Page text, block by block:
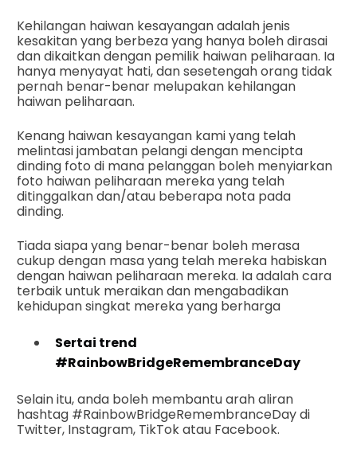
Kehilangan haiwan kesayangan adalah jenis
kesakitan yang berbeza yang hanya boleh dirasai
dan dikaitkan dengan pemilik haiwan peliharaan. Ia
hanya menyayat hati, dan sesetengah orang tidak
pernah benar-benar melupakan kehilangan
haiwan peliharaan.
Kenang haiwan kesayangan kami yang telah
melintasi jambatan pelangi dengan mencipta
dinding foto di mana pelanggan boleh menyiarkan
foto haiwan peliharaan mereka yang telah
ditinggalkan dan/atau beberapa nota pada
dinding.
Tiada siapa yang benar-benar boleh merasa
cukup dengan masa yang telah mereka habiskan
dengan haiwan peliharaan mereka. Ia adalah cara
terbaik untuk meraikan dan mengabadikan
kehidupan singkat mereka yang berharga
Sertai trend
#RainbowBridgeRemembranceDay
Selain itu, anda boleh membantu arah aliran
hashtag #RainbowBridgeRemembranceDay di
Twitter, Instagram, TikTok atau Facebook.